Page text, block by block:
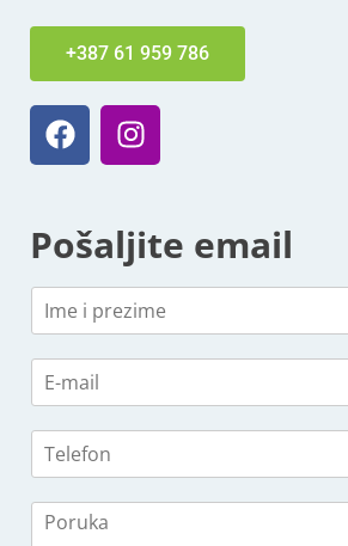
+387 61 959 786
Pošaljite email